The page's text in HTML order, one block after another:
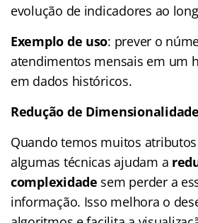
evolução de indicadores ao
Exemplo de uso: prever o
atendimentos mensais em um
em dados históricos.
Redução de Dimensionalidade
Quando temos muitos
algumas técnicas ajudam a
complexidade sem perder a
informação. Isso melhora o